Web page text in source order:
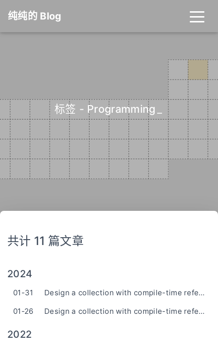
纯纯的 Blog
标签 - Programming
共计 11 篇文章
2024
01-31
Design a collection with compile-time reference stability in Rust (2)
01-26
Design a collection with compile-time reference stability in Rust (1)
2022